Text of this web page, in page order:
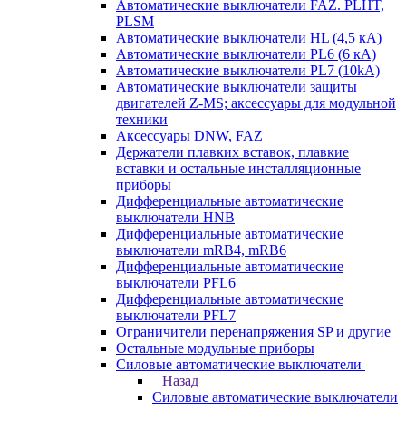
Автоматические выключатели FAZ. PLHT,
PLSM
Автоматические выключатели HL (4,5 кА)
Автоматические выключатели PL6 (6 кА)
Автоматические выключатели PL7 (10kA)
Автоматические выключатели защиты
двигателей Z-MS; аксессуары для модульной
техники
Аксессуары DNW, FAZ
Держатели плавких вставок, плавкие
вставки и остальные инсталляционные
приборы
Дифференциальные автоматические
выключатели HNB
Дифференциальные автоматические
выключатели mRB4, mRB6
Дифференциальные автоматические
выключатели PFL6
Дифференциальные автоматические
выключатели PFL7
Ограничители перенапряжения SP и другие
Остальные модульные приборы
Силовые автоматические выключатели
Назад
Силовые автоматические выключатели